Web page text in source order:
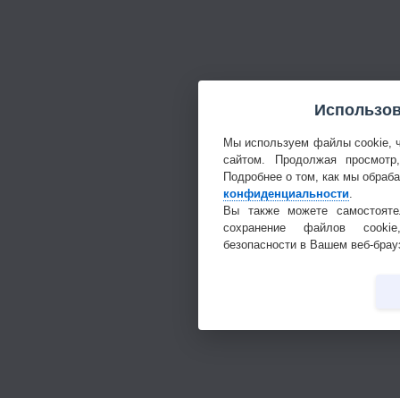
Мы используем файлы cookie,
сайтом. Продолжая
Подробнее о том, как мы
конфиденциальности.
Вы также можете
сохранение файлов
безопасности в Вашем веб-